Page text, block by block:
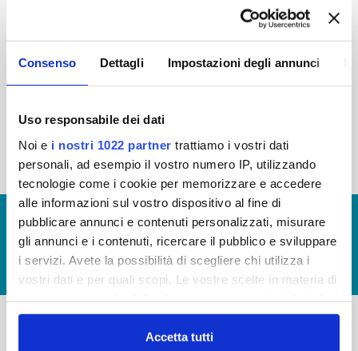
Consenso Dettagli Impostazioni degli annunci
Uso responsabile dei dati
Noi e i nostri 1022 partner trattiamo i vostri dati
personali, ad esempio il vostro numero IP, utilizzando
tecnologie come i cookie per memorizzare e accedere
alle informazioni sul vostro dispositivo al fine di
pubblicare annunci e contenuti personalizzati, misurare
gli annunci e i contenuti, ricercare il pubblico e sviluppare
i servizi. Avete la possibilità di scegliere chi utilizza i
vostri dati e per quali scopi. Le vostre scelte in materia di
in cui avete effettuato le vostre scelte. È possibile
modificare o revocare il proprio consenso in qualsiasi
Accetta tutti
2012
2011 2010 2009 2008
« prima ‹ precedente 1 2
© Copyright 2017 - 2026
GLOSSARIO
GIUDICA IL SERVIZIO
LAVORA CON NOI